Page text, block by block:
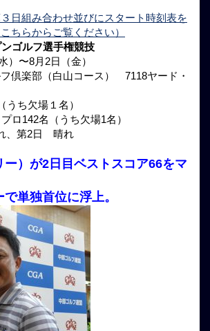
日組み合わせ並びにスタート時刻表を
ちらからご覧ください）
ゴルフ選手権競技
）〜8月2日（金）
倶楽部（白山コース） 7118ヤード・
うち欠場１名）
ロ142名（うち欠場1名）
、第2日 晴れ
ー）が2日目ベストスコア66をマ
単独首位に浮上。